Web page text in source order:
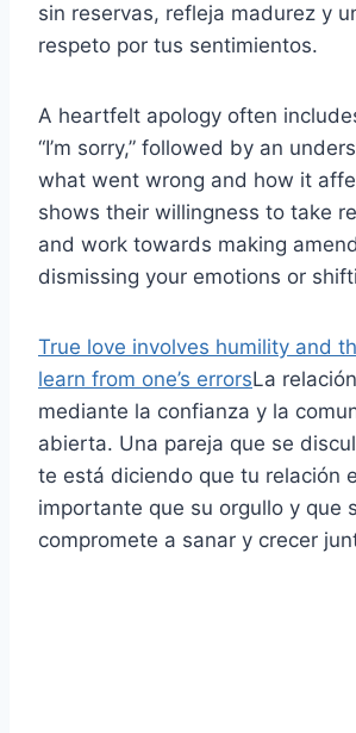
sin reservas, refleja madurez y
respeto por tus sentimientos.
A heartfelt apology often
“I’m sorry,” followed by an
what went wrong and how it
shows their willingness to take
and work towards making
dismissing your emotions or
True love involves humility and
learn from one’s errorsLa
mediante la confianza y la
abierta. Una pareja que se
te está diciendo que tu relación
importante que su orgullo y que
compromete a sanar y crecer